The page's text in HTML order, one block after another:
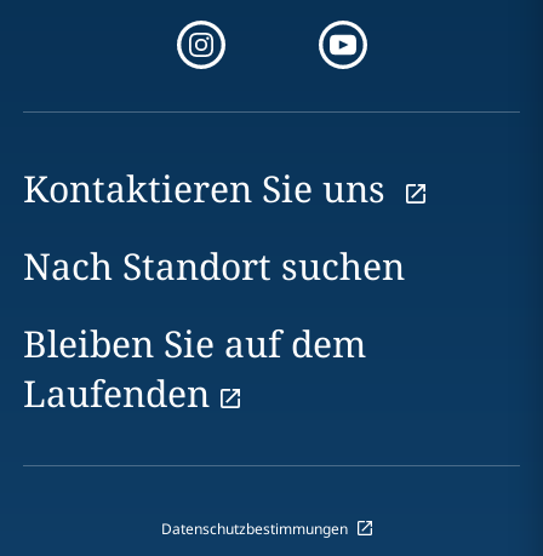
Kontaktieren Sie uns
Nach Standort suchen
Bleiben Sie auf dem
Laufenden
Datenschutzbestimmungen